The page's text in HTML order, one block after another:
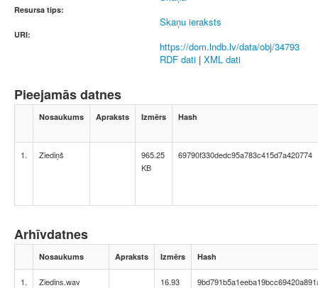
Resursa tips:
Skaņu ieraksts
URI:
https://dom.lndb.lv/data/obj/34793
RDF dati | XML dati
Pieejamās datnes
Nosaukums Apraksts Izmērs Hash
1. Ziediņš
965.25
KB
69790f330dedc95a783c415d7a420774
Arhīvdatnes
Nosaukums Apraksts Izmērs Hash
1. Ziedins.wav
16.93